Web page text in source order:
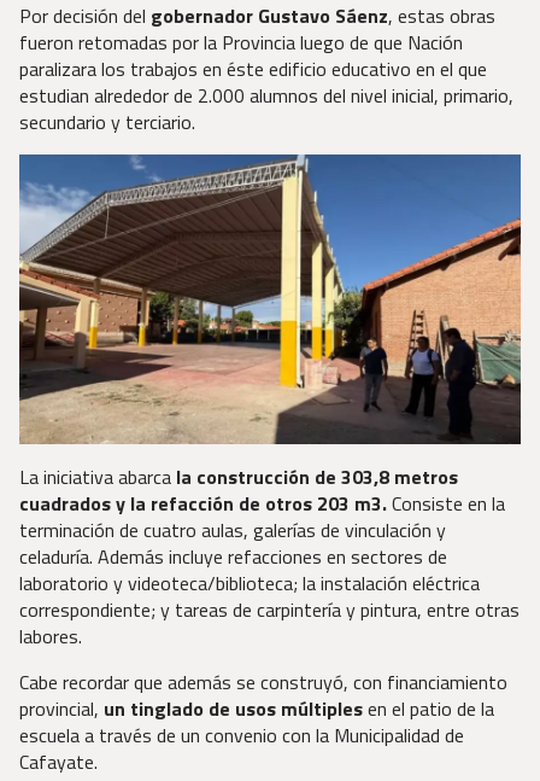
Por decisión del gobernador Gustavo Sáenz, estas obras
fueron retomadas por la Provincia luego de que Nación
paralizara los trabajos en éste edificio educativo en el que
estudian alrededor de 2.000 alumnos del nivel inicial, primario,
secundario y terciario.
La iniciativa abarca la construcción de 303,8 metros
cuadrados y la refacción de otros 203 m3.Consiste en la
terminación de cuatro aulas, galerías de vinculación y
celaduría. Además incluye refacciones en sectores de
laboratorio y videoteca/biblioteca; la instalación eléctrica
correspondiente; y tareas de carpintería y pintura, entre otras
labores.
Cabe recordar que además se construyó, con financiamiento
provincial, un tinglado de usos múltiplesen el patio de la
escuela a través de un convenio con la Municipalidad de
Cafayate.